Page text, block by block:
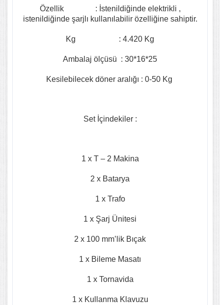
Özellik : İstenildiğinde elektrikli ,
istenildiğinde şarjlı kullanılabilir özelliğine sahiptir.
Kg : 4.420 Kg
Ambalaj ölçüsü : 30*16*25
Kesilebilecek döner aralığı : 0-50 Kg
Set İçindekiler :
1 x T – 2 Makina
2 x Batarya
1 x Trafo
1 x Şarj Ünitesi
2 x 100 mm’lik Bıçak
1 x Bileme Masatı
1 x Tornavida
1 x Kullanma Klavuzu